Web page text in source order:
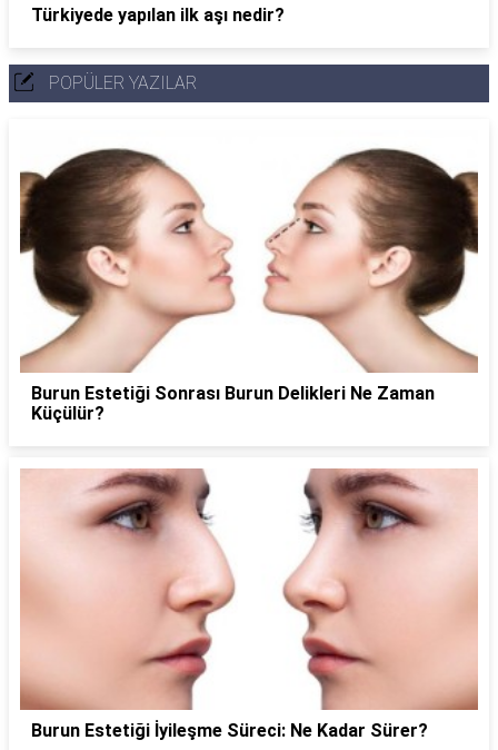
Türkiyede yapılan ilk aşı nedir?
POPÜLER YAZILAR
Burun Estetiği Sonrası Burun Delikleri Ne Zaman
Küçülür?
Burun Estetiği İyileşme Süreci: Ne Kadar Sürer?